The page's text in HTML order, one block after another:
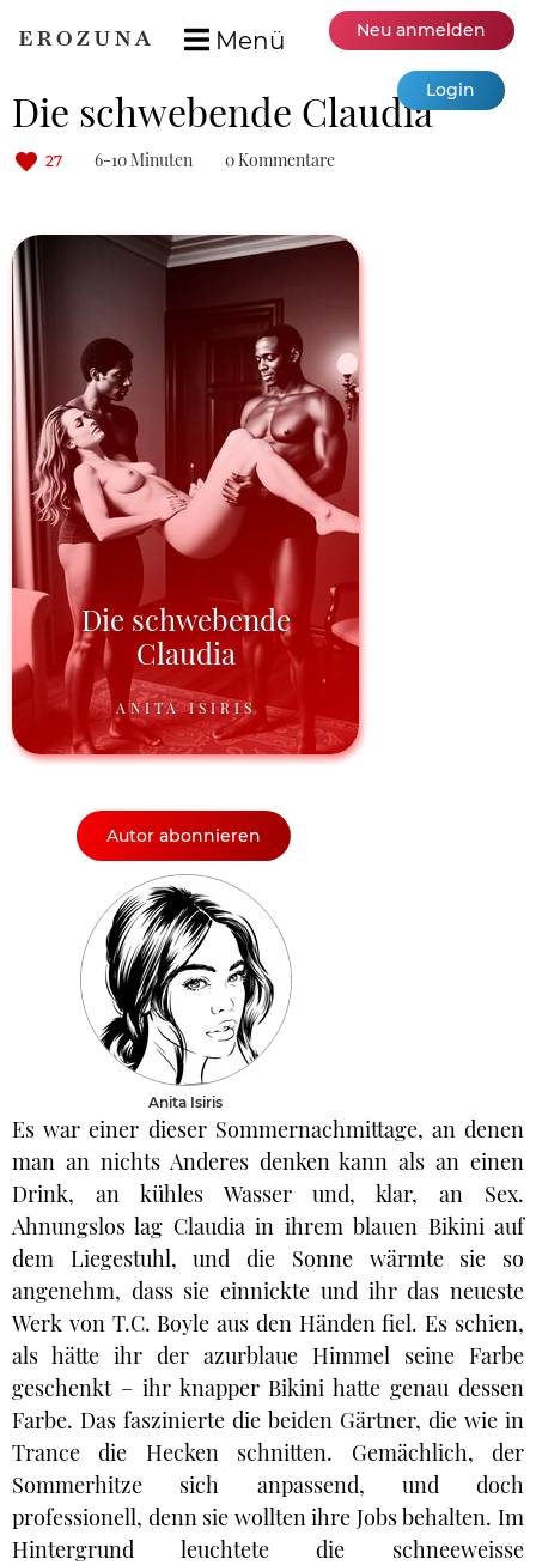
Menü Neu anmelden
Login
Die schwebende Claudia
27 6-10 Minuten 0 Kommentare
Die schwebende
Claudia
ANITA ISIRIS
Autor abonnieren
Anita Isiris
Es war einer dieser Sommernachmittage, an denen
man an nichts Anderes denken kann als an einen
Drink, an kühles Wasser und, klar, an Sex.
Ahnungslos lag Claudia in ihrem blauen Bikini auf
dem Liegestuhl, und die Sonne wärmte sie so
angenehm, dass sie einnickte und ihr das neueste
Werk von T.C. Boyle aus den Händen fiel. Es schien,
als hätte ihr der azurblaue Himmel seine Farbe
geschenkt – ihr knapper Bikini hatte genau dessen
Farbe. Das faszinierte die beiden Gärtner, die wie in
Trance die Hecken schnitten. Gemächlich, der
Sommerhitze sich anpassend, und doch
professionell, denn sie wollten ihre Jobs behalten. Im
Hintergrund leuchtete die schneeweisse